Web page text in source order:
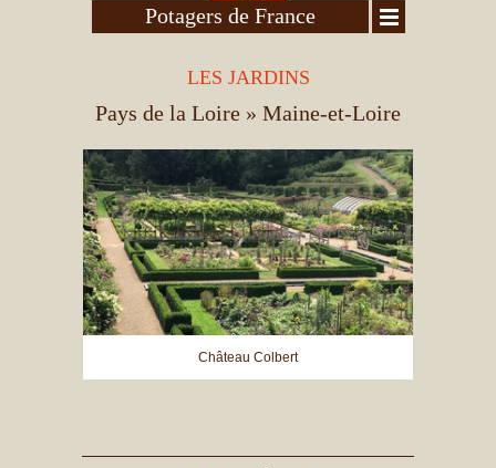
Potagers de France
LES JARDINS
Pays de la Loire » Maine-et-Loire
Château Colbert